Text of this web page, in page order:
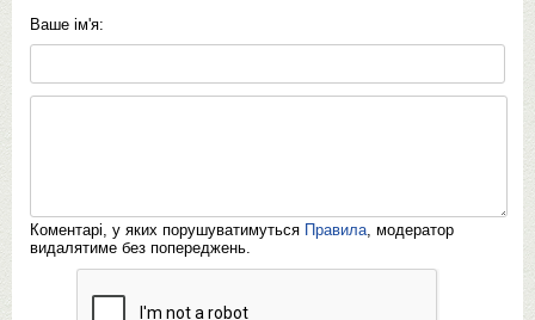
Ваше ім'я:
Коментарі, у яких порушуватимуться Правила , модератор
видалятиме без попереджень.